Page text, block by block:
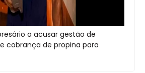
a acusar gestão de
cobrança de propina para